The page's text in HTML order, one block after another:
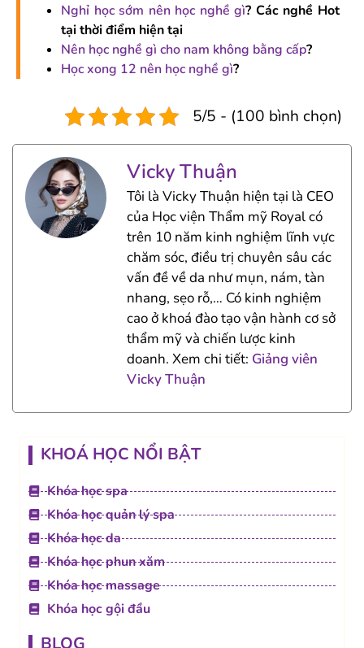
Nghỉ học sớm nên học nghề gì? Các nghề Hot
tại thời điểm hiện tại
Nên học nghề gì cho nam không bằng cấp?
Học xong 12 nên học nghề gì?
5/5 - (100 bình chọn)
Vicky Thuận
Tôi là Vicky Thuận hiện tại là CEO
của Học viện Thẩm mỹ Royal có
trên 10 năm kinh nghiệm lĩnh vực
chăm sóc, điều trị chuyên sâu các
vấn đề về da như mụn, nám, tàn
nhang, sẹo rỗ,… Có kinh nghiệm
cao ở khoá đào tạo vận hành cơ sở
thẩm mỹ và chiến lược kinh
doanh. Xem chi tiết: Giảng viên
Vicky Thuận
KHOÁ HỌC NỔI BẬT
Khóa học spa
Khóa học quản lý spa
Khóa học da
Khóa học phun xăm
Khóa học massage
Khóa học gội đầu
BLOG